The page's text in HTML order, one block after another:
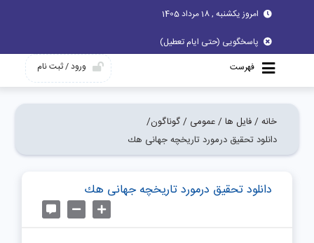
امروز یکشنبه , 18 مرداد 1405
پاسخگویی (حتی ایام تعطیل)
فهرست
ورود / ثبت نام
خانه / فایل ها / عمومی / گوناگون/
دانلود تحقیق درمورد تاریخچه جهانی هك
دانلود تحقیق درمورد تاریخچه جهانی هك